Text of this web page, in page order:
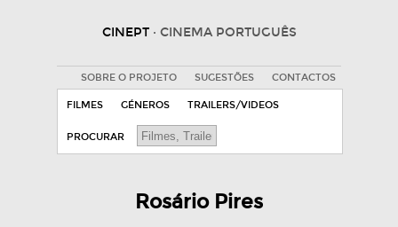
CINEPT · CINEMA PORTUGUÊS
SOBRE O PROJETO SUGESTÕES CONTACTOS
FILMES GÉNEROS TRAILERS/VIDEOS
PROCURAR
Rosário Pires